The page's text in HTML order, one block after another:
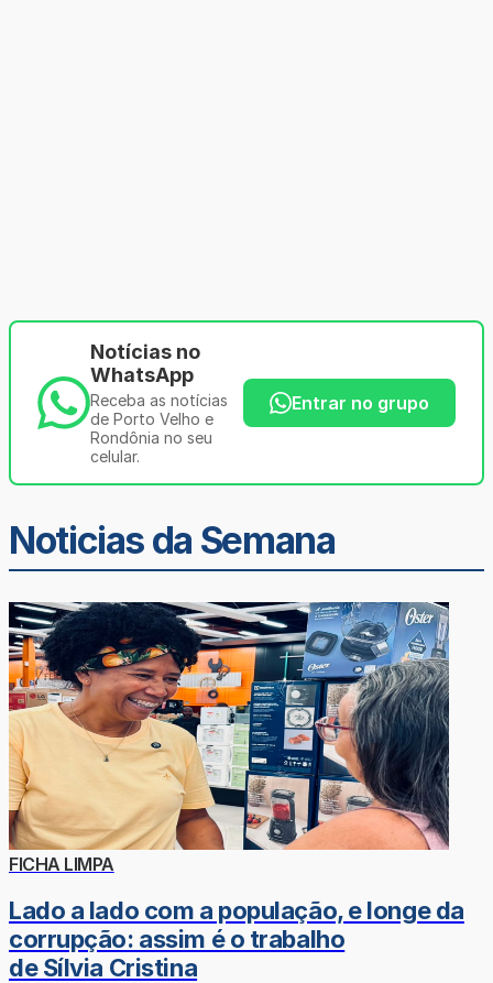
Notícias no
WhatsApp
Receba as notícias
de Porto Velho e
Rondônia no seu
celular.
Entrar no grupo
Noticias da Semana
FICHA LIMPA
Lado a lado com a população, e longe da
corrupção: assim é o trabalho
de Sílvia Cristina